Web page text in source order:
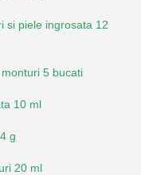
si piele ingrosata 12
5 bucati
10 ml
g
20 ml